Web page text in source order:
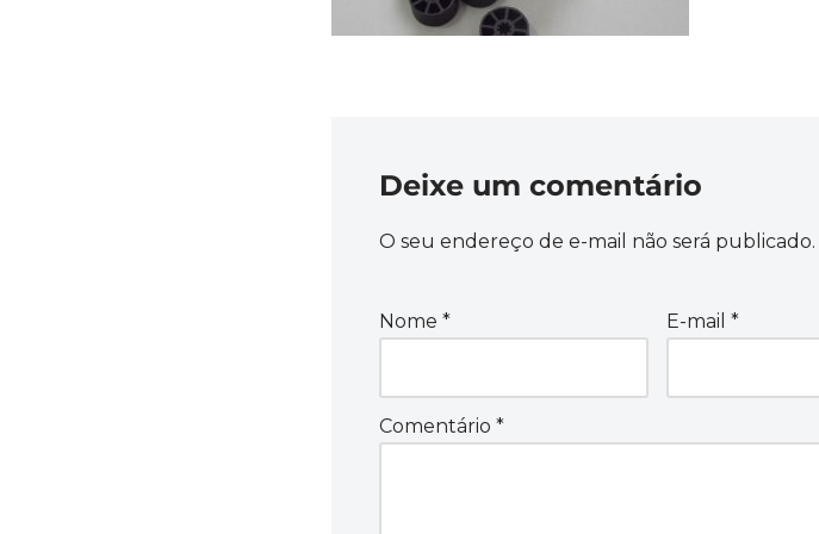
Deixe um comentário
O seu endereço de e-mail não será publicado.
Nome * E-mail *
Comentário *